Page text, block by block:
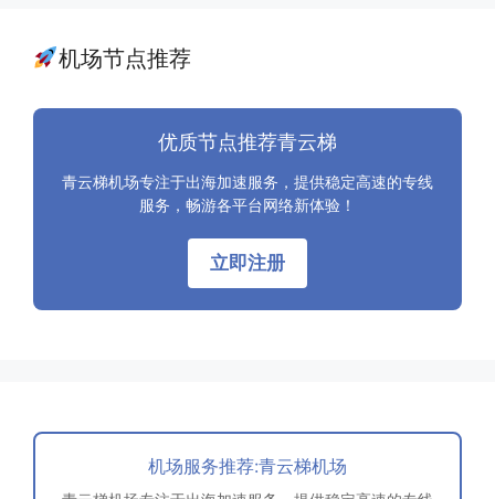
机场节点推荐
优质节点推荐青云梯
青云梯机场专注于出海加速服务，提供稳定高速的专线
服务，畅游各平台网络新体验！
立即注册
机场服务推荐:青云梯机场